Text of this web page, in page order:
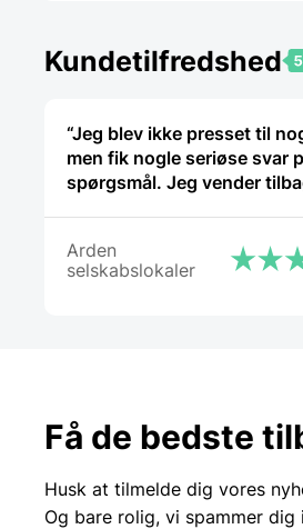
Kundetilfredshed
“Jeg blev ikke presset til
men fik nogle seriøse svar
spørgsmål. Jeg vender
Arden
selskabslokaler
Få de bedste
Husk at tilmelde dig vores
Og bare rolig, vi spammer